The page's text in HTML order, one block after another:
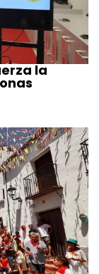
la